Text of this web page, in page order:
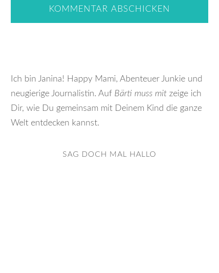
Ich bin Janina! Happy Mami, Abenteuer Junkie und
neugierige Journalistin. Auf Bärti muss mit zeige ich
Dir, wie Du gemeinsam mit Deinem Kind die ganze
Welt entdecken kannst.
SAG DOCH MAL HALLO